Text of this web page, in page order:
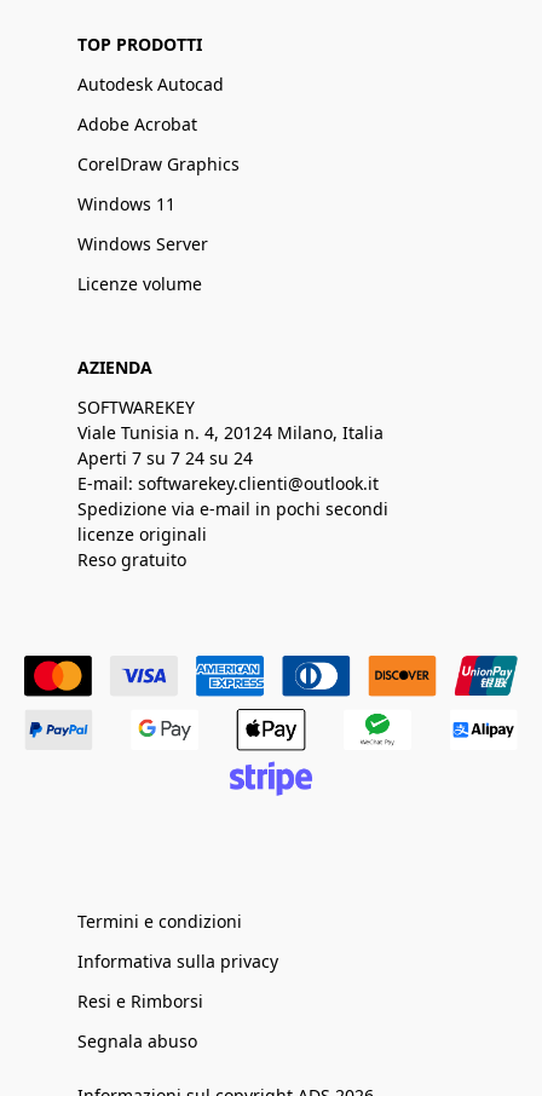
TOP PRODOTTI
Autodesk Autocad
Adobe Acrobat
CorelDraw Graphics
Windows 11
Windows Server
Licenze volume
AZIENDA
SOFTWAREKEY
Viale Tunisia n. 4, 20124 Milano, Italia
Aperti 7 su 7 24 su 24
E-mail: softwarekey.clienti@outlook.it
Spedizione via e-mail in pochi secondi
licenze originali
Reso gratuito
Termini e condizioni
Informativa sulla privacy
Resi e Rimborsi
Segnala abuso